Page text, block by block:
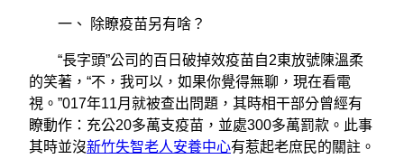
一、 除瞭疫苗另有啥？
“長字頭”公司的百日破掉效疫苗自2東放號陳溫柔
的笑著，“不，我可以，如果你覺得無聊，現在看電
視。”017年11月就被查出問題，其時相干部分曾經有
瞭動作：充公20多萬支疫苗，並處300多萬罰款。此事
其時並沒新竹失智老人安養中心有惹起老庶民的關註。